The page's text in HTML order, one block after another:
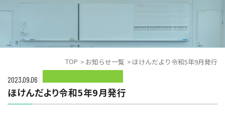
TOP お知らせ一覧
ほけんだより令和5年9月発行
2023.09.06
ほけんだより令和5年9月発行